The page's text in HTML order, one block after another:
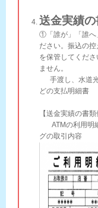
送金実績
①「誰が」「誰へ
ださい。振込の
を保管してくだ
ません。
手渡し、水道光
どの支払明細書
【送金実績の書類
ATMの利
グの取引内容